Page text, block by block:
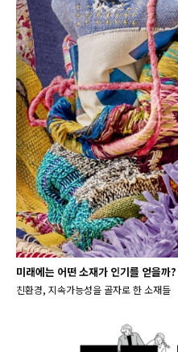
미래에는 어떤 소재가 인기를 얻을까?
친환경, 지속가능성을 골자로 한 소재들